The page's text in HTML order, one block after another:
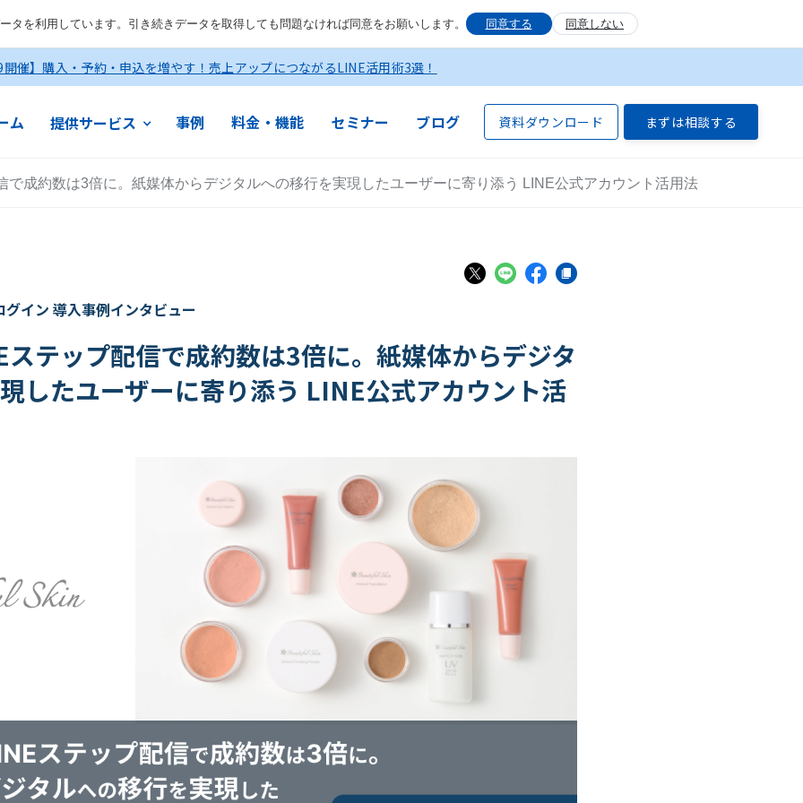
タを利用しています。引き続きデータを取得しても問題なければ同意をお願いします。 同意する 同意しない
催】購入・予約・申込を増やす！売上アップにつながるLINE活用術3選！
ム 提供サービス 事例 料金・機能 セミナー ブログ 資料ダウンロード まずは相談する
で成約数は3倍に。紙媒体からデジタルへの移行を実現したユーザーに寄り添う LINE公式アカウント活用法
イン 導入事例インタビュー
テップ配信で成約数は3倍に。紙媒体からデジタ
したユーザーに寄り添う LINE公式アカウント活